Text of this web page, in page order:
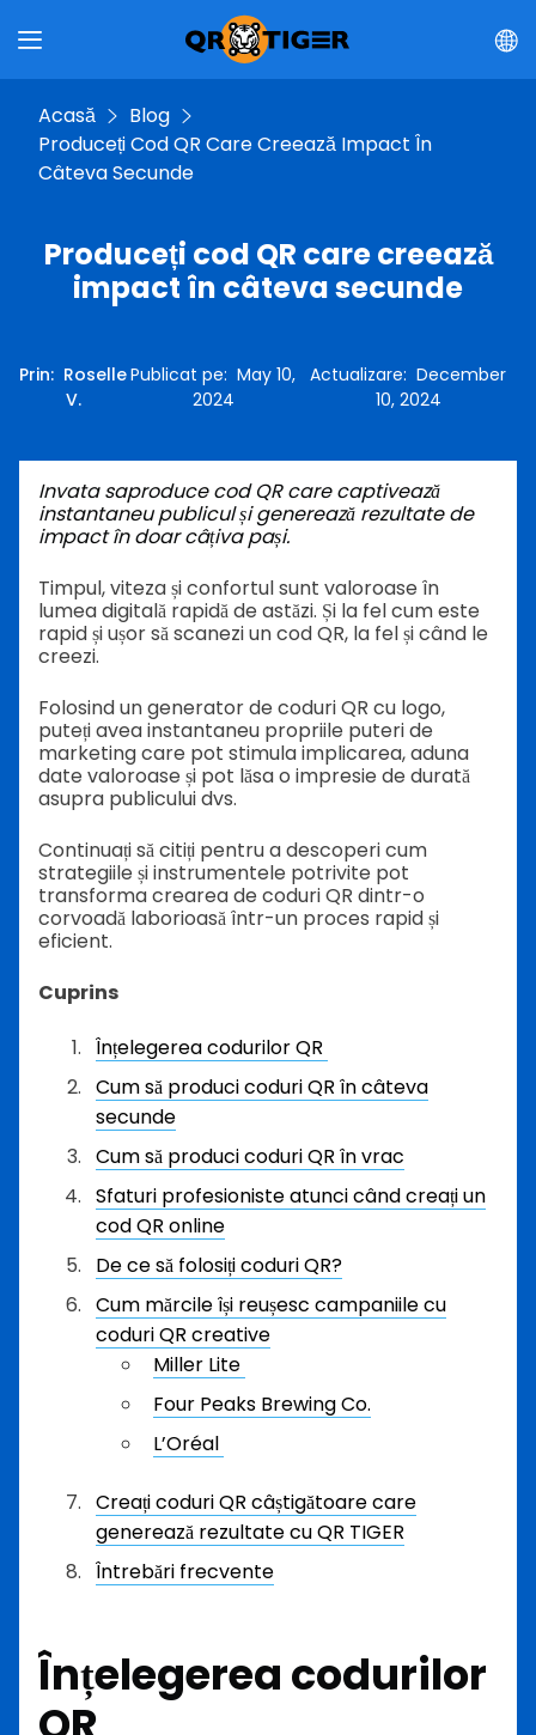
Acasă
Blog
Produceți Cod QR Care Creează Impact În
Câteva Secunde
Produceți cod QR care creează
impact în câteva secunde
Prin: Roselle
V.
Publicat pe:May 10,
2024
Actualizare:December
10, 2024
Invata saproduce cod QRcare captivează
instantaneu publicul și generează rezultate de
impact în doar câțiva pași.
Timpul, viteza și confortul sunt valoroase în
lumea digitală rapidă de astăzi. Și la fel cum este
rapid și ușor să scanezi un cod QR, la fel și când le
creezi.
Folosind un generator de coduri QR cu logo,
puteți avea instantaneu propriile puteri de
marketing care pot stimula implicarea, aduna
date valoroase și pot lăsa o impresie de durată
asupra publicului dvs.
Continuați să citiți pentru a descoperi cum
strategiile și instrumentele potrivite pot
transforma crearea de coduri QR dintr-o
corvoadă laborioasă într-un proces rapid și
eficient.
Cuprins
Înțelegerea codurilor QR
Cum să produci coduri QR în câteva
secunde
Cum să produci coduri QR în vrac
Sfaturi profesioniste atunci când creați un
cod QR online
De ce să folosiți coduri QR?
Cum mărcile își reușesc campaniile cu
coduri QR creative
Miller Lite
Four Peaks Brewing Co.
L’Oréal
Creați coduri QR câștigătoare care
generează rezultate cu QR TIGER
Întrebări frecvente
Înțelegerea codurilor